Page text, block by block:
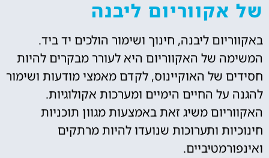
של אקווריום ליבנה
באקווריום ליבנה, חינוך ושימור הולכים יד ביד.
המשימה של האקווריום היא לעורר מבקרים להיות
חסידים של האוקיינוס, לקדם מאמצי מודעות ושימור
להגנה על החיים הימיים ומערכות אקולוגיות.
האקווריום משיג זאת באמצעות מגוון תוכניות
חינוכיות ותערוכות שנועדו להיות מרתקים
ואינפורמטיביים.